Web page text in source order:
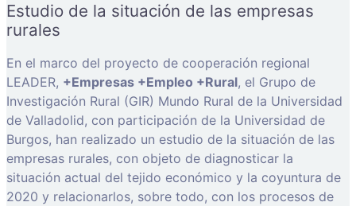
Estudio de la situación de las empresas
rurales
En el marco del proyecto de cooperación regional
LEADER, +Empresas +Empleo +Rural, el Grupo de
Investigación Rural (GIR) Mundo Rural de la Universidad
de Valladolid, con participación de la Universidad de
Burgos, han realizado un estudio de la situación de las
empresas rurales, con objeto de diagnosticar la
situación actual del tejido económico y la coyuntura de
2020 y relacionarlos, sobre todo, con los procesos de